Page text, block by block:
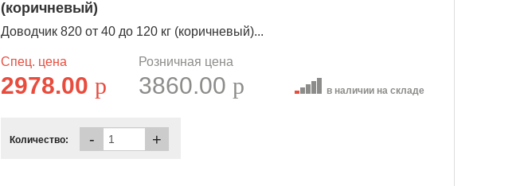
(коричневый)
Доводчик 820 от 40 до 120 кг (коричневый)...
Спец. цена
2978.00p
Розничная цена
3860.00p в наличии на складе
Количество: - +